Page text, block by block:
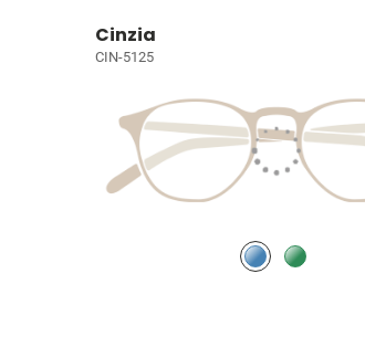
Cinzia
CIN-5125